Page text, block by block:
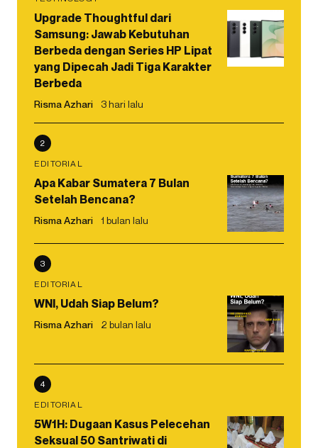
Upgrade Thoughtful dari
Samsung: Jawab Kebutuhan
Berbeda dengan Series HP Lipat
yang Dipecah Jadi Tiga Karakter
Berbeda
Risma Azhari 3 hari lalu
2
EDITORIAL
Apa Kabar Sumatera 7 Bulan
Setelah Bencana?
Risma Azhari 1 bulan lalu
3
EDITORIAL
WNI, Udah Siap Belum?
Risma Azhari 2 bulan lalu
4
EDITORIAL
5W1H: Dugaan Kasus Pelecehan
Seksual 50 Santriwati di